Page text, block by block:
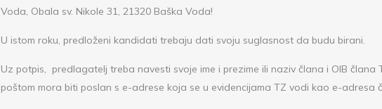
Voda, Obala sv. Nikole 31, 21320 Baška Voda!
U istom roku, predloženi kandidati trebaju dati svoju suglasnost da budu birani.
Uz potpis, predlagatelj treba navesti svoje ime i prezime ili naziv člana i OIB člana
poštom mora biti poslan s e-adrese koja se u evidencijama TZ vodi kao e-adresa